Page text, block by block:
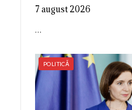
7 august 2026
…
POLITICĂ